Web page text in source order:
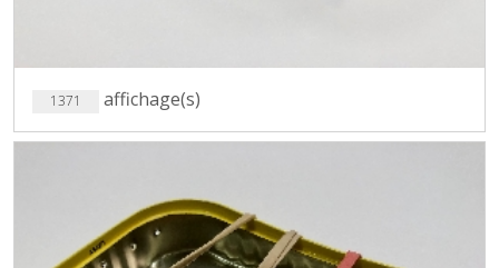
1371 affichage(s)